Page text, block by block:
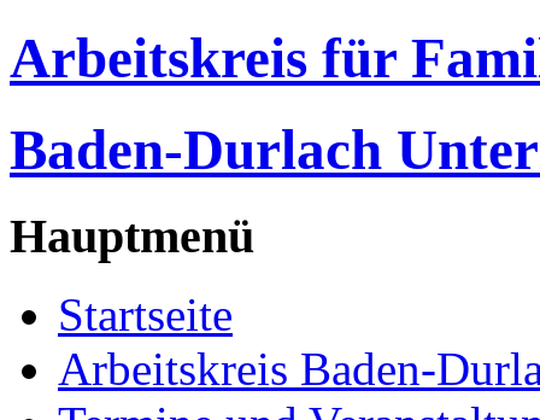
Arbeitskreis für
Baden-Durlach
Hauptmenü
Startseite
Arbeitskreis Baden-